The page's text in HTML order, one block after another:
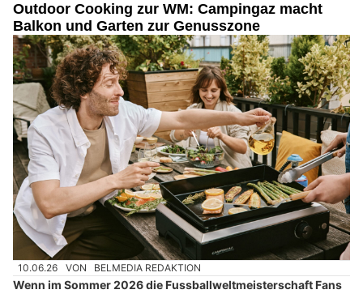
Outdoor Cooking zur WM: Campingaz macht
Balkon und Garten zur Genusszone
10.06.26 VON BELMEDIA REDAKTION
Wenn im Sommer 2026 die Fussballweltmeisterschaft Fans